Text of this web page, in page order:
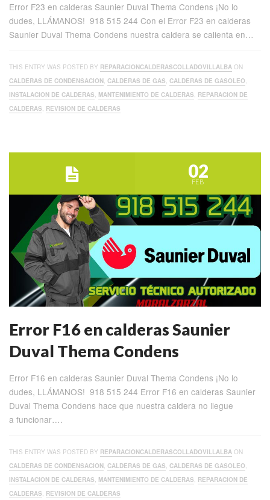
Error F23 en calderas Saunier Duval Thema Condens ¡No lo
dudes, LLÁMANOS! 918 515 244 Con el Error F23 en calderas
Saunier Duval Thema Condens nuestra caldera se calienta en…
THIS ENTRY WAS POSTED BY REPARACIONCALDERASCOLLADOVILLALBA ON
CALDERAS DE CONDENSACION, CALDERAS DE GAS, CALDERAS DE GASOLEO,
INSTALACION DE CALDERAS, MANTENIMIENTO DE CALDERAS, REPARACION DE
CALDERAS, REVISION DE CALDERAS
02
FEB
Error F16 en calderas Saunier
Duval Thema Condens
Error F16 en calderas Saunier Duval Thema Condens ¡No lo
dudes, LLÁMANOS! 918 515 244 Error F16 en calderas Saunier
Duval Thema Condens hace que nuestra caldera no llegue
a funcionar….
THIS ENTRY WAS POSTED BY REPARACIONCALDERASCOLLADOVILLALBA ON
CALDERAS DE CONDENSACION, CALDERAS DE GAS, CALDERAS DE GASOLEO,
INSTALACION DE CALDERAS, MANTENIMIENTO DE CALDERAS, REPARACION DE
CALDERAS, REVISION DE CALDERAS